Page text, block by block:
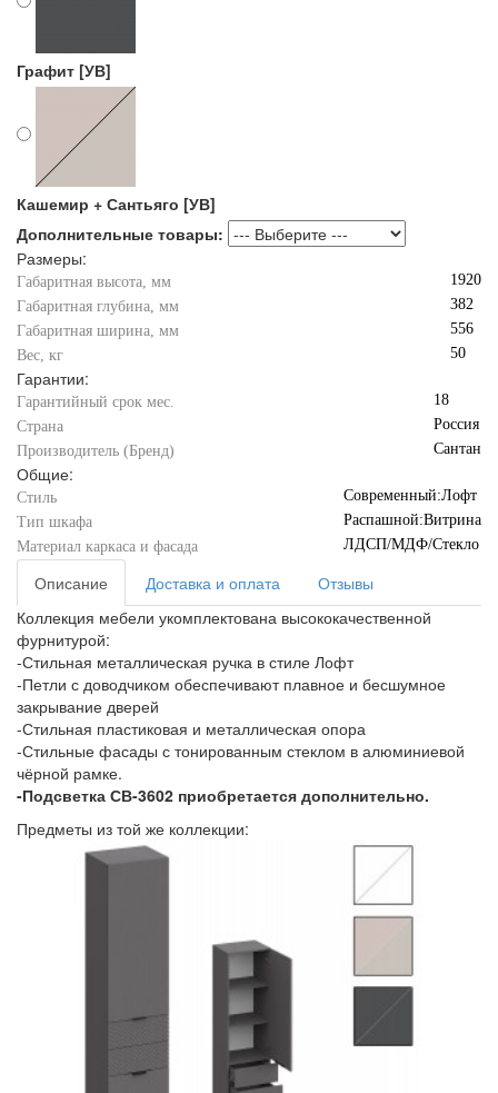
Графит [УВ]
Кашемир + Сантьяго [УВ]
Дополнительные товары:
Размеры:
Габаритная высота, мм
1920
Габаритная глубина, мм
382
Габаритная ширина, мм
556
Вес, кг
50
Гарантии:
Гарантийный срок мес.
18
Страна
Россия
Производитель (Бренд)
Сантан
Общие:
Стиль
Современный:Лофт
Тип шкафа
Распашной:Витрина
Материал каркаса и фасада
ЛДСП/МДФ/Стекло
Описание Доставка и оплата
Отзывы
Коллекция мебели укомплектована высококачественной
фурнитурой:
-Стильная металлическая ручка в стиле Лофт
-Петли с доводчиком обеспечивают плавное и бесшумное
закрывание дверей
-Стильная пластиковая и металлическая опора
-Стильные фасады с тонированным стеклом в алюминиевой
чёрной рамке.
-Подсветка СВ-3602 приобретается дополнительно.
Предметы из той же коллекции: